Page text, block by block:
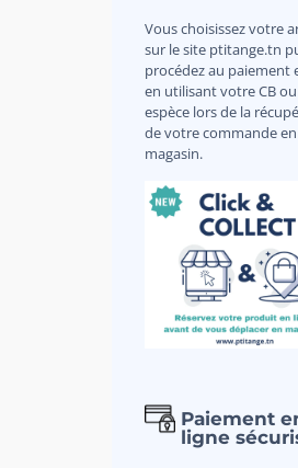
Vous choisissez votre
sur le site ptitange.tn
procédez au paiement
en utilisant votre CB
espèce lors de la
de votre commande en
magasin.
Paiement
ligne